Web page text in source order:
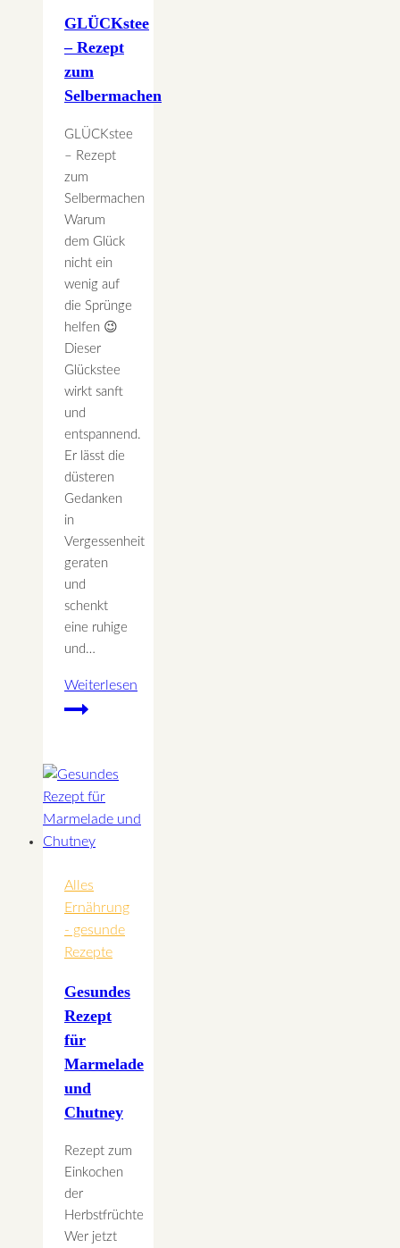
GLÜCKstee
– Rezept
zum
Selbermachen
GLÜCKstee
– Rezept
zum
Selbermachen
Warum
dem Glück
nicht ein
wenig auf
die Sprünge
helfen 😉
Dieser
Glückstee
wirkt sanft
und
entspannend.
Er lässt die
düsteren
Gedanken
in
Vergessenheit
geraten
und
schenkt
eine ruhige
und…
Weiterlesen
GLÜCKstee
zum
Selbermachen
Alles
Ernährung
- gesunde
Rezepte
Gesundes
Rezept
für
Marmelade
und
Chutney
Rezept zum
Einkochen
der
Herbstfrüchte
Wer jetzt